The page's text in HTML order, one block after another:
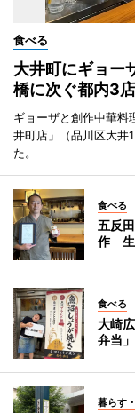
食べる
大井町にギョ
橋に次ぐ都内3
ギョーザと創作中華料
井町店」（品川区大井
た。
食べる
五反
作 生
食べる
大崎
弁当
暮らす